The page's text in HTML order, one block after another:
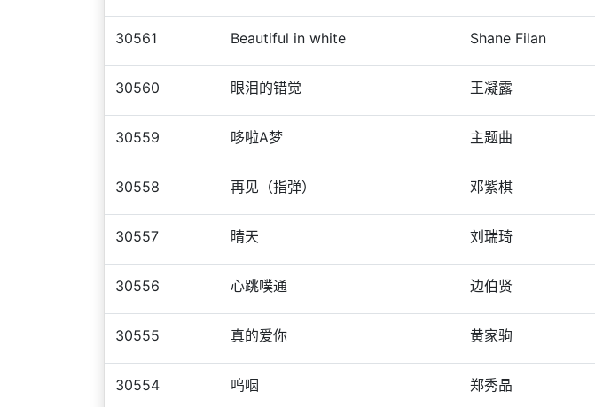
30561 Beautiful in white Shane Filan
30560 眼泪的错觉 王凝露
30559 哆啦A梦 主题曲
30558 再见（指弹） 邓紫棋
30557 晴天 刘瑞琦
30556 心跳噗通 边伯贤
30555 真的爱你 黄家驹
30554 呜咽 郑秀晶